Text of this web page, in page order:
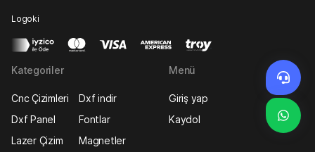
Logoki
Kategoriler
Cnc Çizimleri
Dxf indir
Dxf Panel
Fontlar
Lazer Çizim
Magnetler
Menü
Giriş yap
Kaydol